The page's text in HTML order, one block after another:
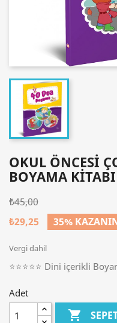
OKUL ÖNCESI
BOYAMA KITABI
₺45,00
₺29,25
35%
Vergi dahil
⭐⭐⭐⭐⭐ Dini içerikli
Adet
